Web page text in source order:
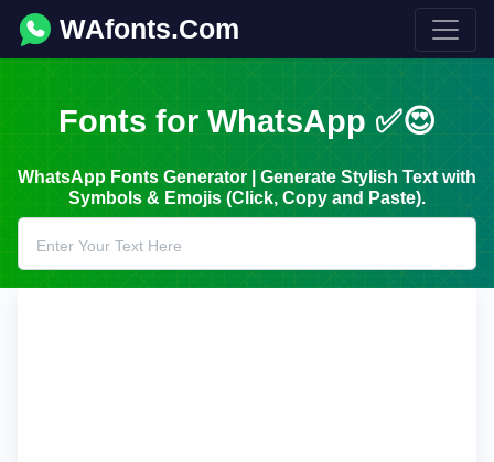
WAfonts.Com
Fonts for WhatsApp ✅😍
WhatsApp Fonts Generator | Generate Stylish Text with
Symbols & Emojis (Click, Copy and Paste).